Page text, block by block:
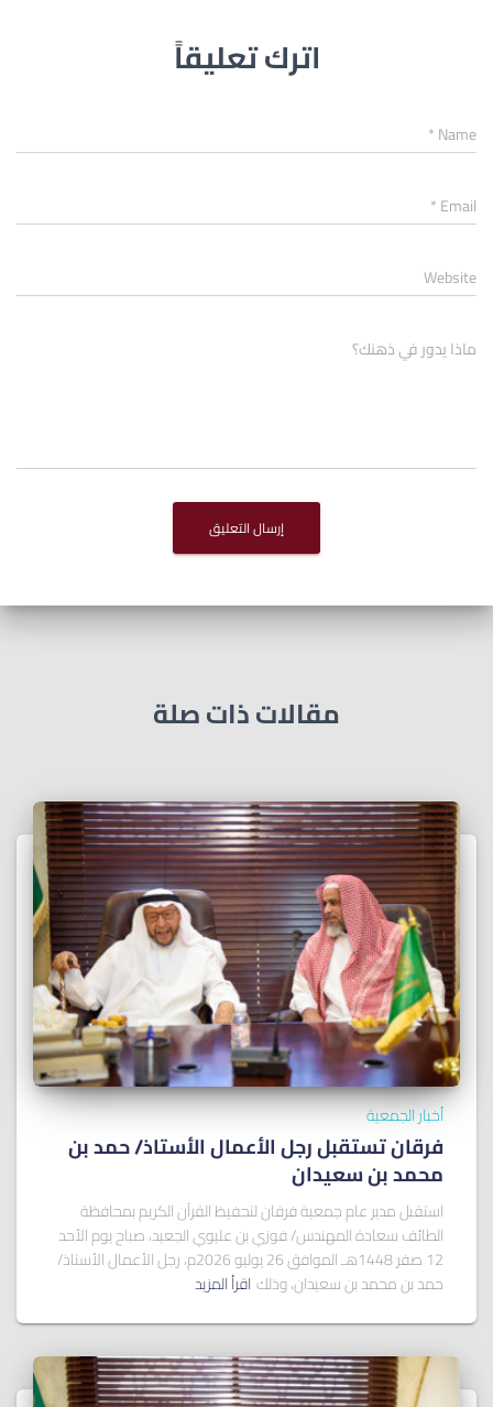
اترك تعليقاً
Name
*
Email
*
Website
ماذا يدور في ذهنك؟
مقالات ذات صلة
أخبار الجمعية
فرقان تستقبل رجل الأعمال الأستاذ/ ﺣﻤﺪ ﺑﻦ
ﻣﺤﻤﺪ ﺑﻦ ﺳﻌﻴﺪان
استقبل مدير عام جمعية فرقان لتحفيظ القرآن الكريم بمحافظة
الطائف سعادة المهندس/ فوزي بن عليوي الجعيد، صباح يوم الأحد
12 صفر 1448هـ الموافق 26 يوليو 2026م، رجل الأعمال الأستاذ/
حمد بن محمد بن سعيدان، وذلك اقرأ المزيد